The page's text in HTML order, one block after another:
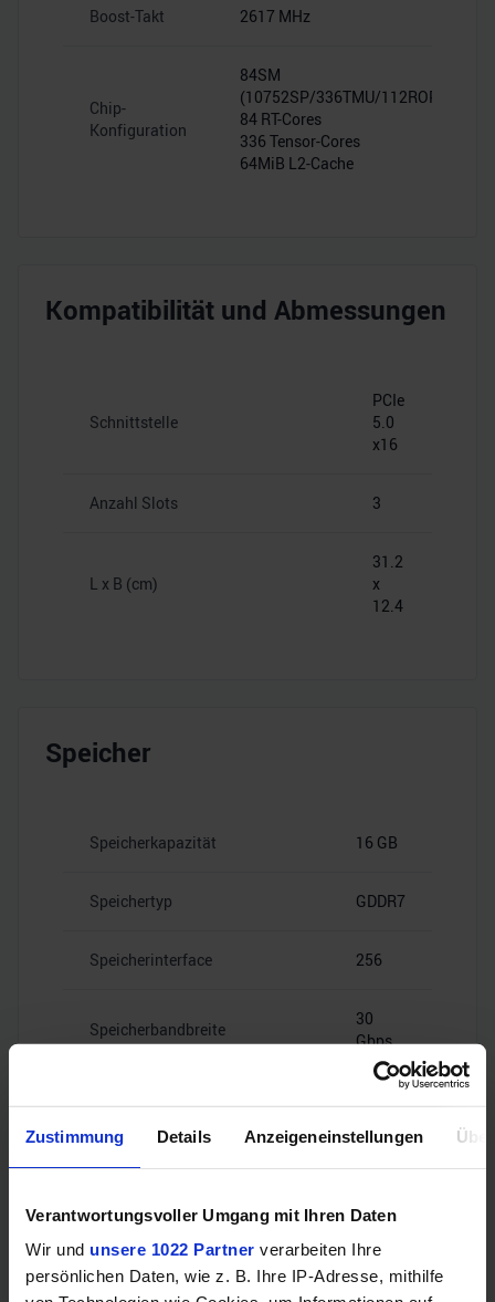
Zustimmung Details Anzeigeneinstellungen
Verantwortungsvoller Umgang mit Ihren Daten
Wir und unsere 1022 Partner verarbeiten Ihre
persönlichen Daten, wie z. B. Ihre IP-Adresse, mithilfe
Boost-Takt 2617 MHz
Chip-
Konfiguration
84SM
(10752SP/336TMU/112ROP)
84 RT-Cores
336 Tensor-Cores
64MiB L2-Cache
Kompatibilität und Abmessungen
Schnittstelle
PCIe
5.0
x16
Anzahl Slots 3
L x B (cm)
31.2
x
12.4
Speicher
Speicherkapazität 16 GB
Speichertyp GDDR7
Speicherinterface 256
Speicherbandbreite
30
Gbps
HDMI
1x HDMI